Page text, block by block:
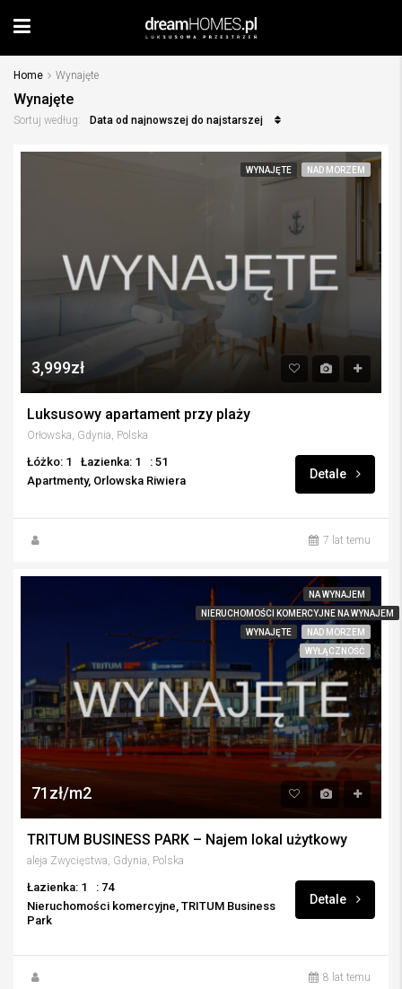
Home Wynajęte
Wynajęte
Sortuj według: Data od najnowszej do najstarszej
WYNAJĘTE NAD MORZEM
3,999zł
Luksusowy apartament przy plaży
Orłowska, Gdynia, Polska
Łóżko: 1 Łazienka: 1
: 51
Apartmenty, Orlowska Riwiera
Detale
7 lat temu
NA WYNAJEM
NIERUCHOMOŚCI KOMERCYJNE NA WYNAJEM
WYNAJĘTE
NAD MORZEM
WYŁĄCZNOŚĆ
71zł/m2
TRITUM BUSINESS PARK – Najem lokal użytkowy
aleja Zwycięstwa, Gdynia, Polska
Łazienka: 1
: 74
Nieruchomości komercyjne, TRITUM Business
Park
Detale
8 lat temu